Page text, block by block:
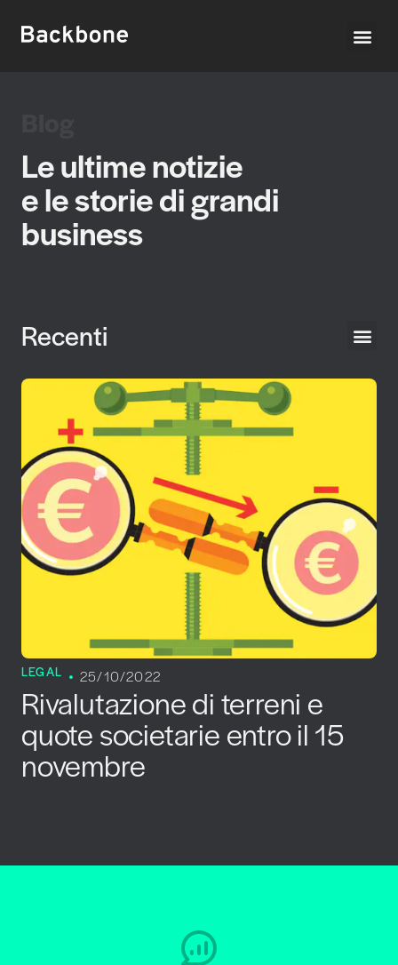
Le ultime notizie
e le storie di grandi
business
Recenti
LEGAL 25/10/2022
Rivalutazione di terreni e
quote societarie entro il 15
novembre